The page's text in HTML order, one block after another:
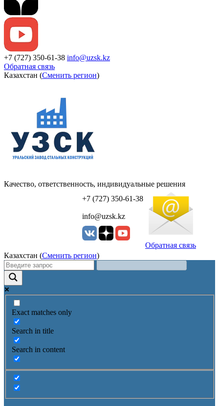
+7 (727) 350-61-38 info@uzsk.kz
Обратная связь
Казахстан (Сменить регион)
УЗСК Казахстан
Качество, ответственность, индивидуальные решения
+7 (727) 350-61-38
info@uzsk.kz
Обратная связь
Казахстан (Сменить регион)
Exact matches only
Search in title
Search in content